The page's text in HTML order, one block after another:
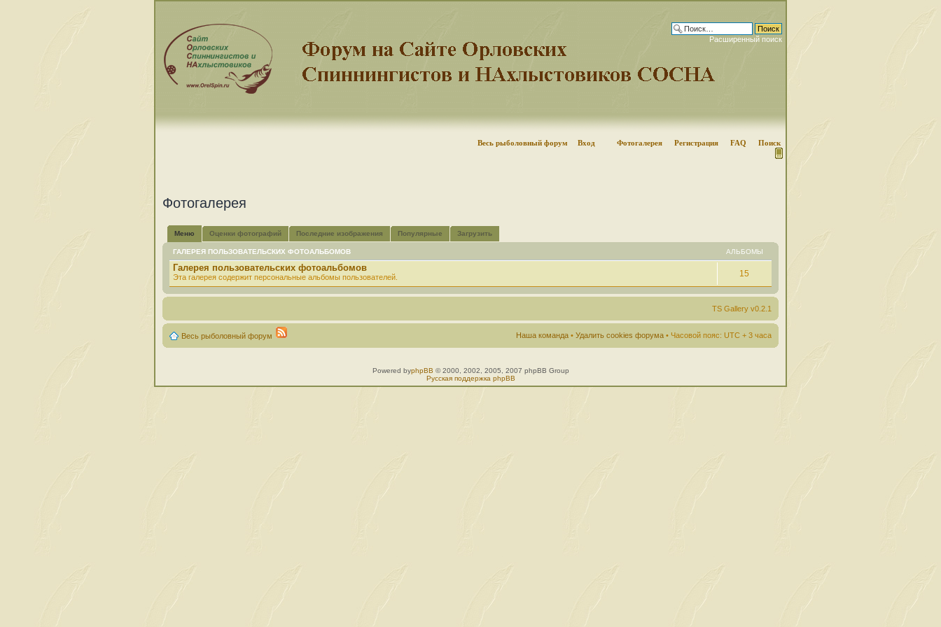
Расширенный поиск
Весь рыболовный форум Вход Фотогалерея Регистрация FAQ Поиск
Фотогалерея
Меню Оценки фотографий Последние изображения Популярные Загрузить
ГАЛЕРЕЯ ПОЛЬЗОВАТЕЛЬСКИХ ФОТОАЛЬБОМОВ АЛЬБОМЫ
Галерея пользовательских фотоальбомов
Эта галерея содержит персональные альбомы пользователей. 15
TS Gallery v0.2.1
Весь рыболовный форум Наша команда • Удалить cookies форума • Часовой пояс: UTC + 3 часа
Powered byphpBB © 2000, 2002, 2005, 2007 phpBB Group
Русская поддержка phpBB